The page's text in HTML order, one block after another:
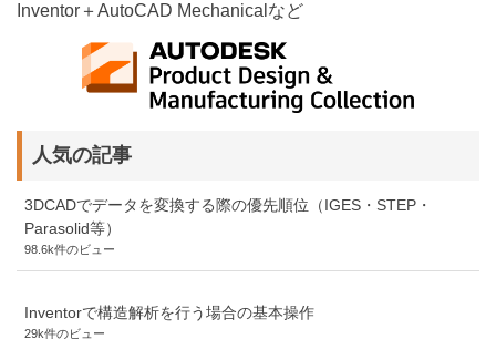
Inventor＋AutoCAD Mechanicalなど
人気の記事
3DCADでデータを変換する際の優先順位（IGES・STEP・
Parasolid等）
98.6k件のビュー
Inventorで構造解析を行う場合の基本操作
29k件のビュー